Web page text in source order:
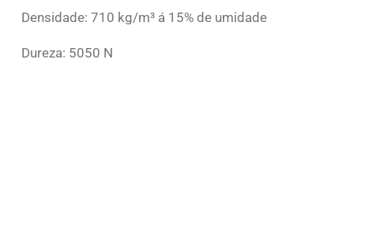
Densidade: 710 kg/m³ á 15% de umidade
Dureza: 5050 N